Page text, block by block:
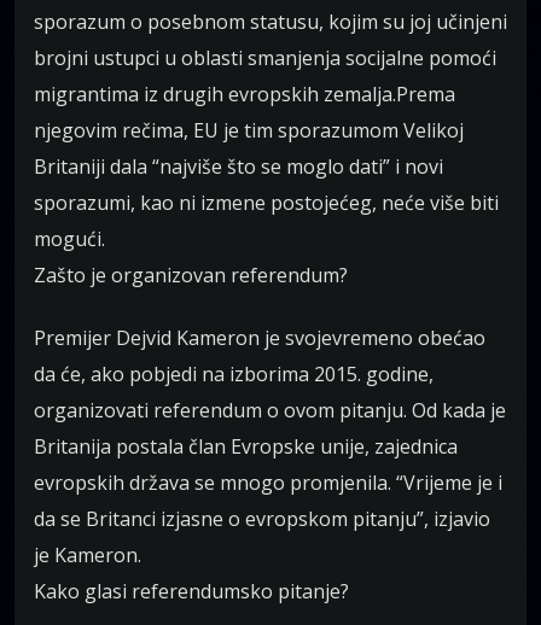
sporazum o posebnom statusu, kojim su joj učinjeni
brojni ustupci u oblasti smanjenja socijalne pomoći
migrantima iz drugih evropskih zemalja.Prema
njegovim rečima, EU je tim sporazumom Velikoj
Britaniji dala “najviše što se moglo dati” i novi
sporazumi, kao ni izmene postojećeg, neće više biti
mogući.
Zašto je organizovan referendum?
Premijer Dejvid Kameron je svojevremeno obećao
da će, ako pobjedi na izborima 2015. godine,
organizovati referendum o ovom pitanju. Od kada je
Britanija postala član Evropske unije, zajednica
evropskih država se mnogo promjenila. “Vrijeme je i
da se Britanci izjasne o evropskom pitanju”, izjavio
je Kameron.
Kako glasi referendumsko pitanje?